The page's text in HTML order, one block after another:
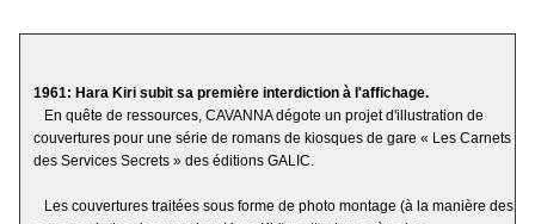
1961: Hara Kiri subit sa première interdiction à l'affichage.
En quête de ressources, CAVANNA dégote un projet d'illustration de
couvertures pour une série de romans de kiosques de gare « Les Carnets
des Services Secrets » des éditions GALIC.
Les couvertures traitées sous forme de photo montage (à la manière des